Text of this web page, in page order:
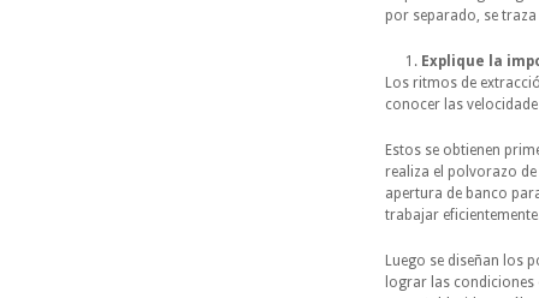
por separado, se
Explique la
Los ritmos de
conocer las
Estos se obtienen
realiza el polvorazo
apertura de banco
trabajar
Luego se diseñan los
lograr las